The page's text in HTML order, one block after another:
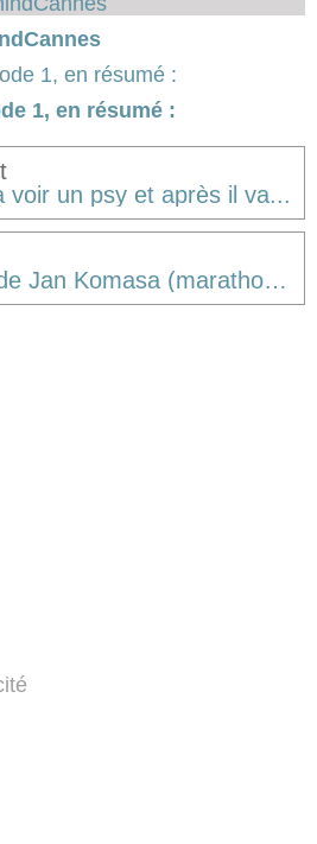
1, en résumé :
voir un psy et après il va...
INSURRECTION de Jan Komasa (marathon Dvdtrafic jour 11)... Ou STALINGRAD version Pologne.